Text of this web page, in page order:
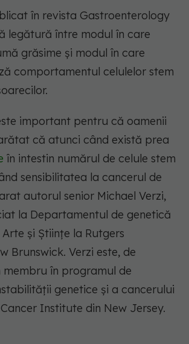
în revista Gastroenterology
legătură între modul în care
grăsime și modul în care
comportamentul celulelor stem
important pentru că oamenii
că atunci când există prea
în intestin numărul de celule stem
sensibilitatea la cancerul de
autorul senior Michael Verzi,
la Departamentul de genetică
și Științe la Rutgers
Brunswick. Verzi este, de
membru în programul de
genetice și a cancerului
Institute din New Jersey.